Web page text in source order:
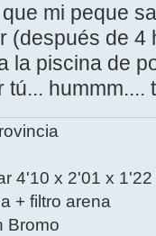
mi peque
(después de 4
la piscina de
tú...
4'10 x 2'01 x
+ filtro arena
Bromo